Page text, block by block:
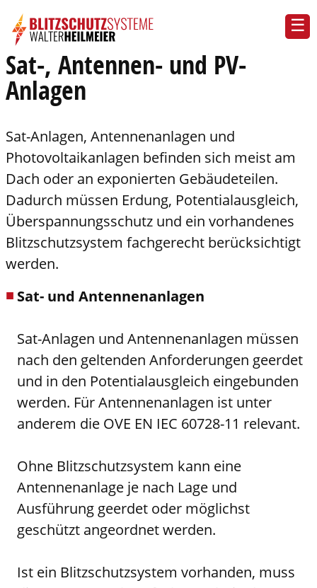
Sat-, Antennen- und PV-
Anlagen
Sat-Anlagen, Antennenanlagen und
Photovoltaikanlagen befinden sich meist am
Dach oder an exponierten Gebäudeteilen.
Dadurch müssen Erdung, Potentialausgleich,
Überspannungsschutz und ein vorhandenes
Blitzschutzsystem fachgerecht berücksichtigt
werden.
Sat- und Antennenanlagen
Sat-Anlagen und Antennenanlagen müssen
nach den geltenden Anforderungen geerdet
und in den Potentialausgleich eingebunden
werden. Für Antennenanlagen ist unter
anderem die OVE EN IEC 60728-11 relevant.
Ohne Blitzschutzsystem kann eine
Antennenanlage je nach Lage und
Ausführung geerdet oder möglichst
geschützt angeordnet werden.
Ist ein Blitzschutzsystem vorhanden, muss